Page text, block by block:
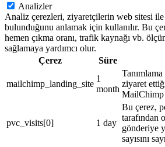
Analizler
Analiz çerezleri, ziyaretçilerin web sitesi ile
bulunduğunu anlamak için kullanılır. Bu
hemen çıkma oranı, trafik kaynağı vb.
sağlamaya yardımcı olur.
Çerez
Süre
mailchimp_landing_site
1
month
ziyaret
MailChimp
pvc_visits[0] 1 day
Bu çerez,
tarafından
gönderiye
sayısını